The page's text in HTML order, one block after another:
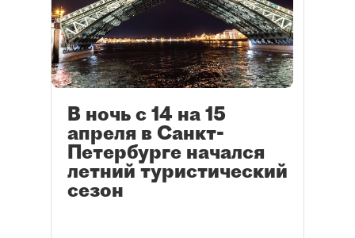
В ночь с 14 на 15
апреля в Санкт-
Петербурге начался
летний туристический
сезон